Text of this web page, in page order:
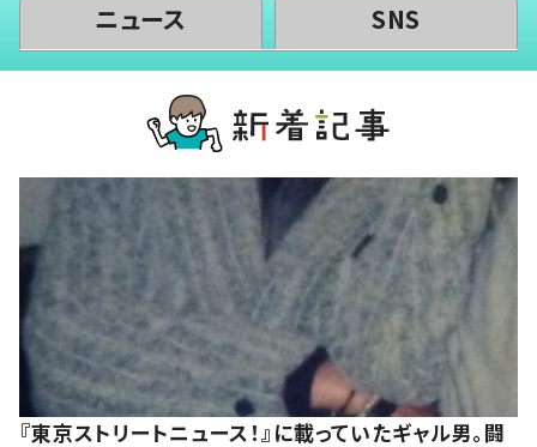
ニュース SNS
『東京ストリートニュース！』に載っていたギャル男。闘